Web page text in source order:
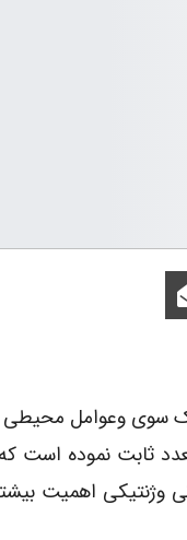
سوی وعوامل
ثابت نموده است
اهمیت